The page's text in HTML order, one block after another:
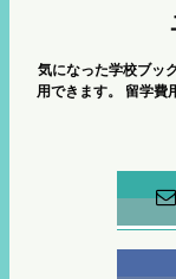
気になった学校ブッ
用できます。
留学費